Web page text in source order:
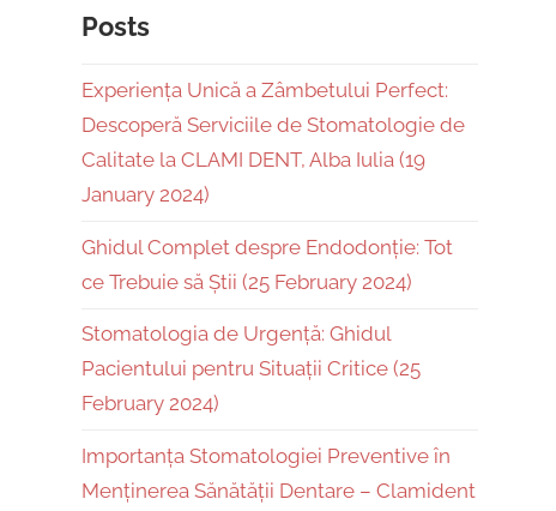
Posts
Experiența Unică a Zâmbetului Perfect:
Descoperă Serviciile de Stomatologie de
Calitate la CLAMI DENT, Alba Iulia (19
January 2024)
Ghidul Complet despre Endodonție: Tot
ce Trebuie să Știi (25 February 2024)
Stomatologia de Urgență: Ghidul
Pacientului pentru Situații Critice (25
February 2024)
Importanța Stomatologiei Preventive în
Menținerea Sănătății Dentare – Clamident